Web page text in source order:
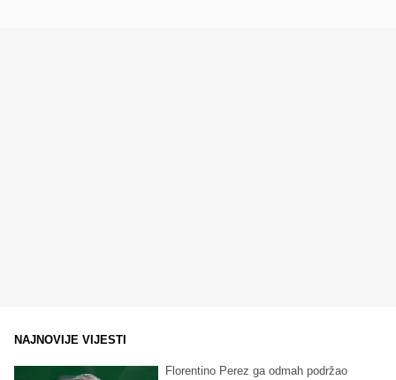
NAJNOVIJE VIJESTI
Florentino Perez ga odmah podržao